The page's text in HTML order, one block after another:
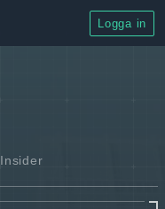
Logga in
Insider